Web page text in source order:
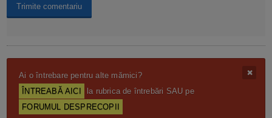
Ai o întrebare pentru alte mămici?
ÎNTREABĂ AICI
la rubrica de întrebări SAU pe
FORUMUL DESPRECOPII